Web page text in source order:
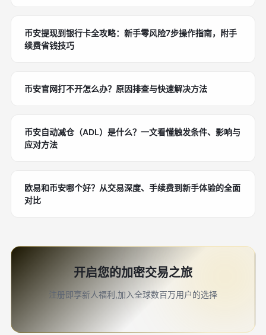
币安提现到银行卡全攻略：新手零风险7步操作指南，附手
续费省钱技巧
币安官网打不开怎么办？原因排查与快速解决方法
币安自动减仓（ADL）是什么？一文看懂触发条件、影响与
应对方法
欧易和币安哪个好？从交易深度、手续费到新手体验的全面
对比
开启您的加密交易之旅
注册即享新人福利,加入全球数百万用户的选择